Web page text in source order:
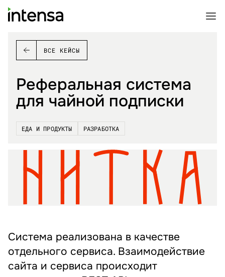
ВСЕ КЕЙСЫ
Реферальная система
для чайной подписки
ЕДА И ПРОДУКТЫ РАЗРАБОТКА
Система реализована в качестве
отдельного сервиса. Взаимодействие
сайта и сервиса происходит